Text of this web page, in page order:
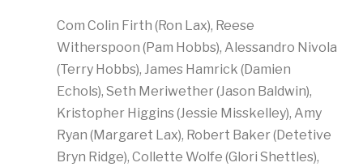
Com Colin Firth (Ron Lax), Reese
Witherspoon (Pam Hobbs), Alessandro Nivola
(Terry Hobbs), James Hamrick (Damien
Echols), Seth Meriwether (Jason Baldwin),
Kristopher Higgins (Jessie Misskelley), Amy
Ryan (Margaret Lax), Robert Baker (Detetive
Bryn Ridge), Collette Wolfe (Glori Shettles),